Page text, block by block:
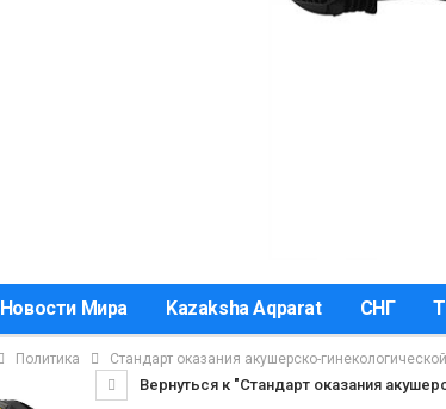
Новости Мира Kazaksha Aqparat СНГ
Политика Стандарт оказания акушерско-
Вернуться к "Стандарт оказания